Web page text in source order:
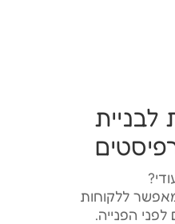
לבניית
ללקוחות
הפנייה.